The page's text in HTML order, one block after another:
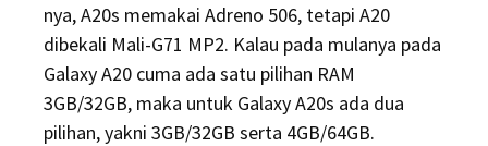
nya, A20s memakai Adreno 506, tetapi A20
dibekali Mali-G71 MP2. Kalau pada mulanya pada
Galaxy A20 cuma ada satu pilihan RAM
3GB/32GB, maka untuk Galaxy A20s ada dua
pilihan, yakni 3GB/32GB serta 4GB/64GB.